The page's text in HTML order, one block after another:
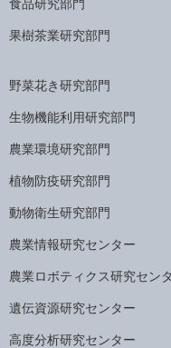
食品研究部門
果樹茶業研究部門
野菜花き研究部門
生物機能利用研究部門
農業環境研究部門
植物防疫研究部門
動物衛生研究部門
農業情報研究センター
農業ロボティクス研究セン
遺伝資源研究センター
高度分析研究センター